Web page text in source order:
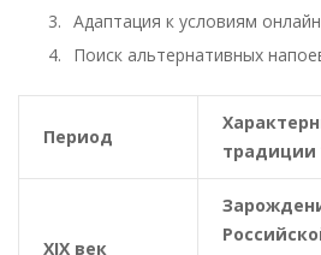
Адаптация к условиям
Поиск альтернативных
Период
традиции
XIX век